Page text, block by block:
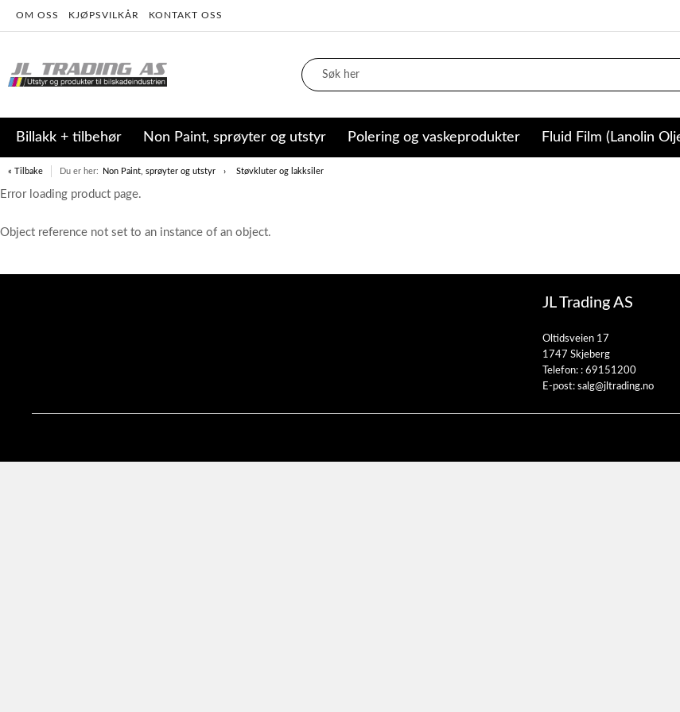
OM OSS KJØPSVILKÅR KONTAKT OSS
Billakk + tilbehør Non Paint, sprøyter og utstyr Polering og vaskeprodukter Fluid Film (Lanolin
« Tilbake Du er her: Non Paint, sprøyter og utstyr Støvkluter og lakksiler
Error loading product page.
Object reference not set to an instance of an object.
JL Trading AS
Oltidsveien 17
1747 Skjeberg
Telefon: : 69151200
E-post: salg@jltrading.no